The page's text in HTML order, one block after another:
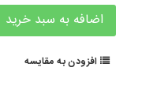
افزودن به مقایسه